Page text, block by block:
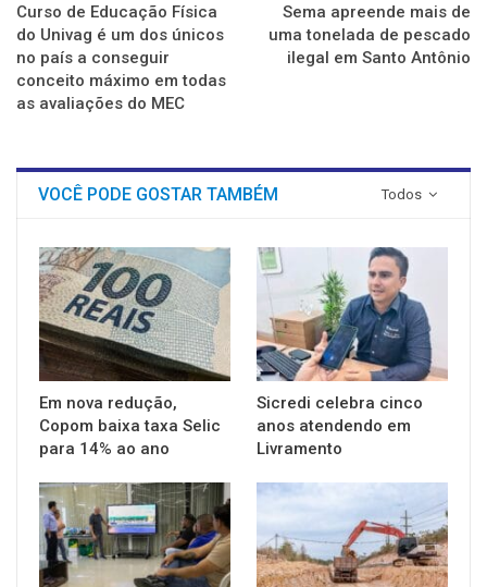
Curso de Educação Física
do Univag é um dos únicos
no país a conseguir
conceito máximo em todas
as avaliações do MEC
Sema apreende mais de
uma tonelada de pescado
ilegal em Santo Antônio
Todos
VOCÊ PODE GOSTAR TAMBÉM
Em nova redução,
Copom baixa taxa Selic
para 14% ao ano
Sicredi celebra cinco
anos atendendo em
Livramento